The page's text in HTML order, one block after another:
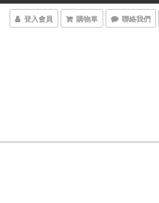
登入會員 購物車 聯絡我們